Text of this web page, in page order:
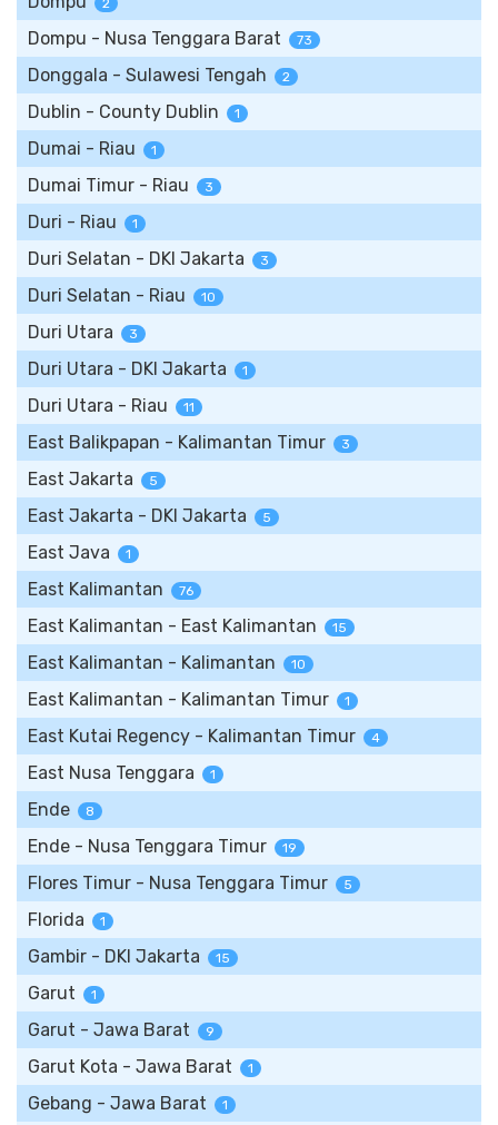
2
Dompu - Nusa Tenggara Barat 73
Donggala - Sulawesi Tengah 2
Dublin - County Dublin 1
Dumai - Riau 1
Dumai Timur - Riau 3
Duri - Riau 1
Duri Selatan - DKI Jakarta 3
Duri Selatan - Riau 10
Duri Utara 3
Duri Utara - DKI Jakarta 1
Duri Utara - Riau 11
East Balikpapan - Kalimantan Timur 3
East Jakarta 5
East Jakarta - DKI Jakarta 5
East Java 1
East Kalimantan 76
East Kalimantan - East Kalimantan 15
East Kalimantan - Kalimantan 10
East Kalimantan - Kalimantan Timur 1
East Kutai Regency - Kalimantan Timur 4
East Nusa Tenggara 1
Ende 8
Ende - Nusa Tenggara Timur 19
Flores Timur - Nusa Tenggara Timur 5
Florida 1
Gambir - DKI Jakarta 15
Garut 1
Garut - Jawa Barat 9
Garut Kota - Jawa Barat 1
Gebang - Jawa Barat 1